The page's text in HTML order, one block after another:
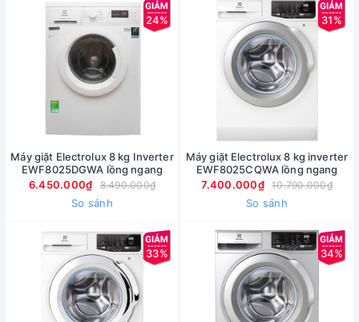
24%
Máy giặt Electrolux 8 kg Inverter
EWF8025DGWA lồng ngang
6.450.000₫
8.490.000₫
So sánh
31%
Máy giặt Electrolux 8 kg inverter
EWF8025CQWA lồng ngang
7.400.000₫
10.790.000₫
So sánh
33% 34%